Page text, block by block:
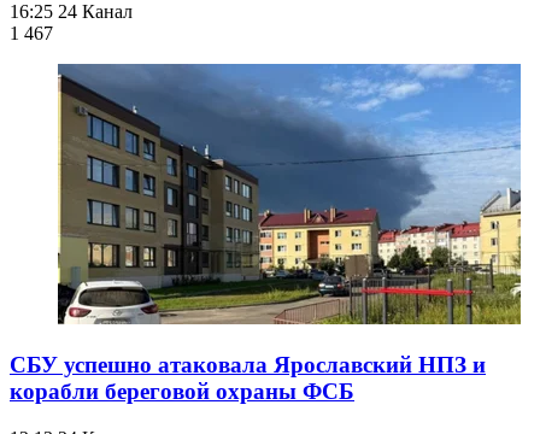
16:25 24 Канал
1 467
СБУ успешно атаковала Ярославский НПЗ и
корабли береговой охраны ФСБ